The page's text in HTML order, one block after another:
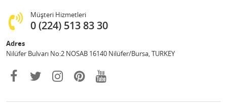
Müşteri Hizmetleri
0 (224) 513 83 30
Adres
Nilüfer Bulvarı No:2 NOSAB 16140 Nilüfer/Bursa, TURKEY